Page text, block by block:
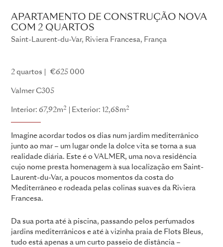
APARTAMENTO DE CONSTRUÇÃO NOVA
COM 2 QUARTOS
Saint-Laurent-du-Var, Riviera Francesa, França
2 quartos €625 000
Valmer C305
Interior: 67,92m2 Exterior: 12,68m2
Imagine acordar todos os dias num jardim mediterrânico
junto ao mar – um lugar onde la dolce vita se torna a sua
realidade diária. Este é o VALMER, uma nova residência
cujo nome presta homenagem à sua localização em Saint-
Laurent-du-Var, a poucos momentos da costa do
Mediterrâneo e rodeada pelas colinas suaves da Riviera
Francesa.
Da sua porta até à piscina, passando pelos perfumados
jardins mediterrânicos e até à vizinha praia de Flots Bleus,
tudo está apenas a um curto passeio de distância –